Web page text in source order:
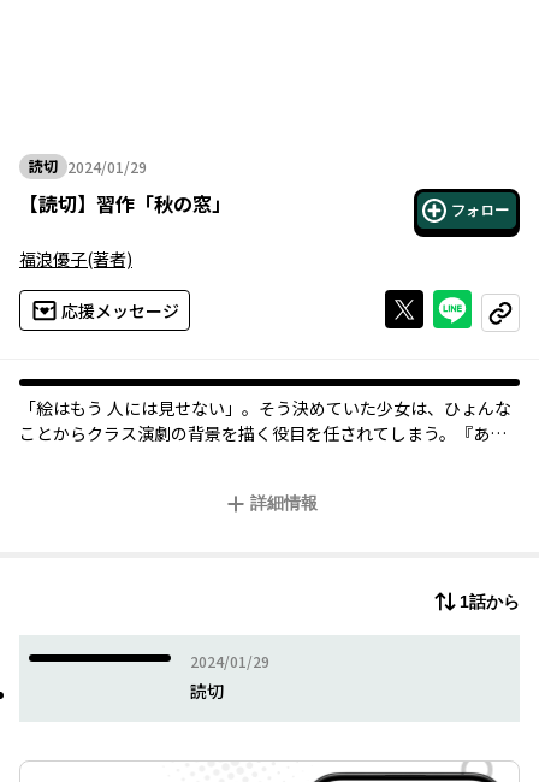
読切 2024/01/29
2024年01月29日
【読切】 習作「秋の窓」 フォロー
福浪優子(著者)
応援メッセージ Xで投稿する
ライン
コピー
「絵はもう 人には見せない」。そう決めていた少女は、ひょんな
ことからクラス演劇の背景を描く役目を任されてしまう。『あか
詳細情報
1話から
2024/01/29
2024年01月29日
読切